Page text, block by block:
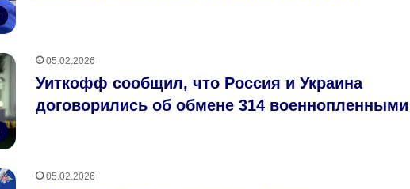
05.02.2026
Уиткофф сообщил, что Россия и Украина
договорились об обмене 314 военнопленными
05.02.2026